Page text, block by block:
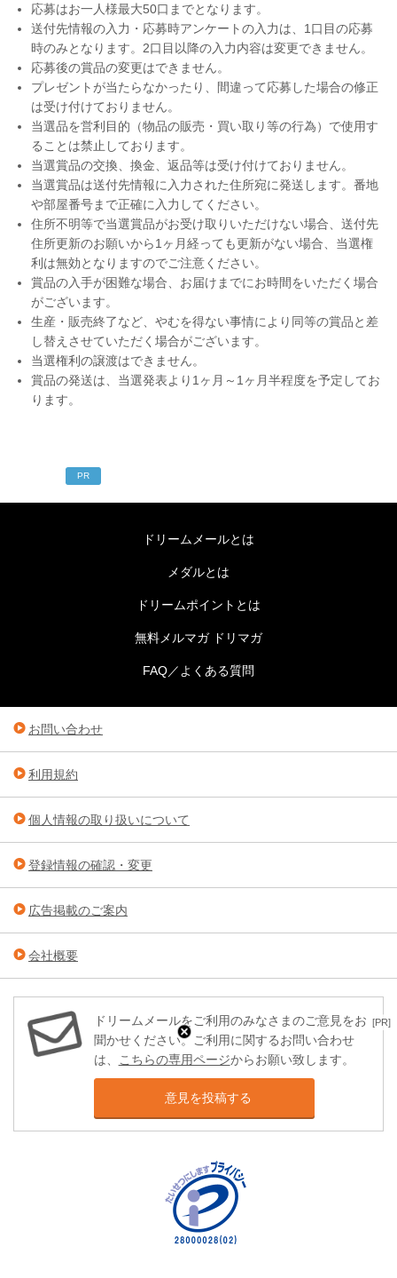
応募はお一人様最大50口までとなります。
送付先情報の入力・応募時アンケートの入力は、1口目の応募
時のみとなります。2口目以降の入力内容は変更できません。
応募後の賞品の変更はできません。
プレゼントが当たらなかったり、間違って応募した場合の修正
は受け付けておりません。
当選品を営利目的（物品の販売・買い取り等の行為）で使用す
ることは禁止しております。
当選賞品の交換、換金、返品等は受け付けておりません。
当選賞品は送付先情報に入力された住所宛に発送します。番地
や部屋番号まで正確に入力してください。
住所不明等で当選賞品がお受け取りいただけない場合、送付先
住所更新のお願いから1ヶ月経っても更新がない場合、当選権
利は無効となりますのでご注意ください。
賞品の入手が困難な場合、お届けまでにお時間をいただく場合
がございます。
生産・販売終了など、やむを得ない事情により同等の賞品と差
し替えさせていただく場合がございます。
当選権利の譲渡はできません。
賞品の発送は、当選発表より1ヶ月～1ヶ月半程度を予定してお
ります。
[PR]
PR
ドリームメールとは
メダルとは
ドリームポイントとは
無料メルマガ ドリマガ
FAQ／よくある質問
お問い合わせ
利用規約
個人情報の取り扱いについて
登録情報の確認・変更
広告掲載のご案内
会社概要
ドリームメールをご利用のみなさまのご意見をお
聞かせください。ご利用に関するお問い合わせ
は、
こちらの専用ページからお願い致します。
意見を投稿する